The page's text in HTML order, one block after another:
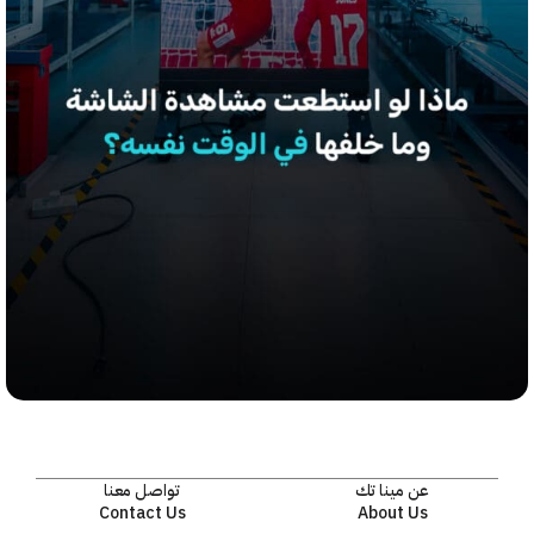
عن مينا تك
About Us
تواصل معنا
Contact Us